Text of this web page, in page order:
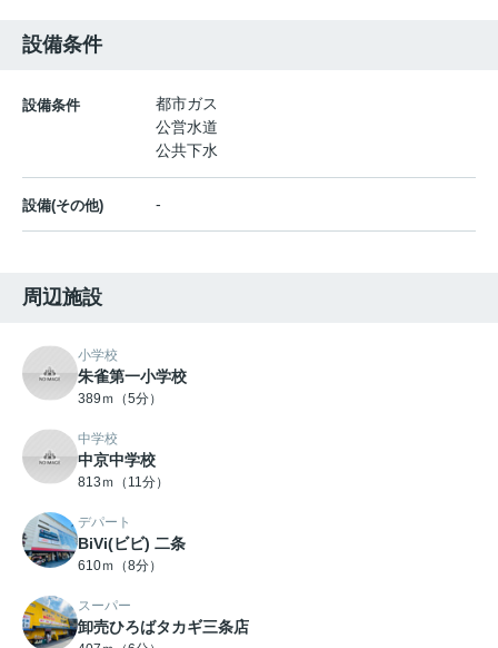
設備条件
設備条件
都市ガス
公営水道
公共下水
設備(その他) -
周辺施設
小学校
朱雀第一小学校
389ｍ（5分）
中学校
中京中学校
813ｍ（11分）
デパート
BiVi(ビビ) 二条
610ｍ（8分）
スーパー
卸売ひろばタカギ三条店